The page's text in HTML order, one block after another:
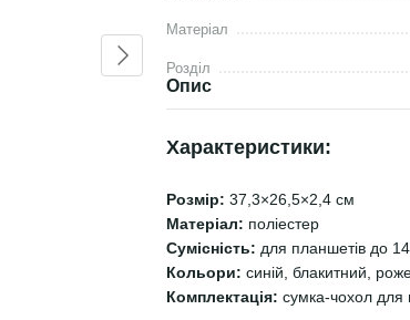
Сумка-чохол для планшета,
14.2", синій
329 грн
899 грн
1 142 грн 1 228 грн
Матеріал
Розділ
Опис
Характеристики:
Розмір: 37,3×26,5×2,4 см
Матеріал: поліестер
Сумісність: для планшетів до
Кольори: синій, блакитний,
Комплектація: сумка-чохол для